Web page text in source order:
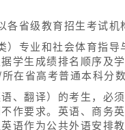
省级教育招生考试机
专业和社会体育指
学生成绩排名顺序及
在省高考普通本科
、翻译）的考生，必
作要求。英语、商务
语作为公共外语安排教